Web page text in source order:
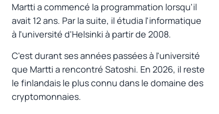
Martti a commencé la programmation lorsqu'il
avait 12 ans. Par la suite, il étudia l'informatique
à l'université d'Helsinki à partir de 2008.
C'est durant ses années passées à l'université
que Martti a rencontré Satoshi. En 2026, il reste
le finlandais le plus connu dans le domaine des
cryptomonnaies.